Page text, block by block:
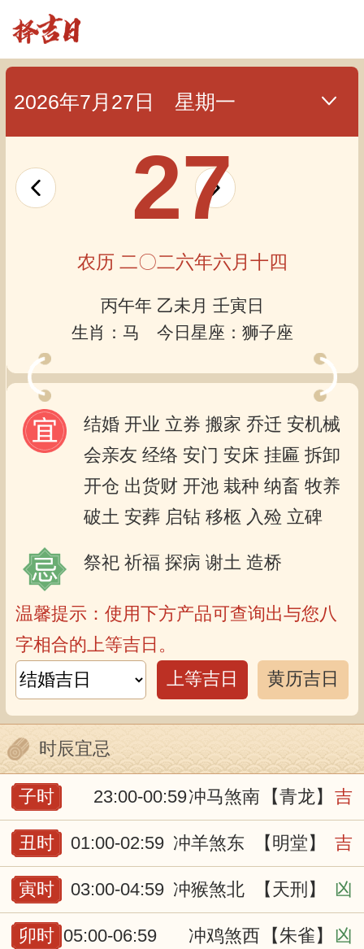
2026年7月27日 星期一
27
农历 二〇二六年六月十四
丙午年 乙未月 壬寅日
生肖：马 今日星座：狮子座
结婚 开业 立券 搬家 乔迁 安机械
会亲友 经络 安门 安床 挂匾 拆卸
开仓 出货财 开池 栽种 纳畜 牧养
破土 安葬 启钻 移柩 入殓 立碑
祭祀 祈福 探病 谢土 造桥
温馨提示：使用下方产品可查询出与您八
字相合的上等吉日。
上等吉日
黄历吉日
时辰宜忌
子时 23:00-00:59冲马煞南 【青龙】 吉
丑时 01:00-02:59 冲羊煞东 【明堂】 吉
寅时 03:00-04:59 冲猴煞北 【天刑】 凶
卯时 05:00-06:59 冲鸡煞西 【朱雀】 凶